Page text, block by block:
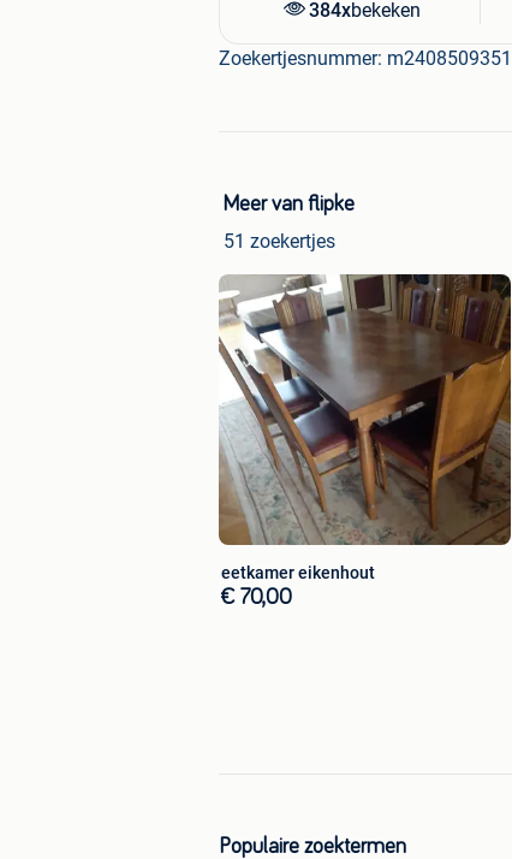
384xbekeken
Zoekertjesnummer: m2408509351
Meer van flipke
51 zoekertjes
eetkamer eikenhout
€ 70,00
Populaire zoektermen